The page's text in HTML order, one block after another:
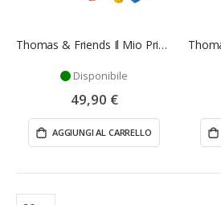
Thomas & Friends Il Mio Primo Tavolo del Treno Fisher-Price
Disponibile
49,90 €
AGGIUNGI AL CARRELLO